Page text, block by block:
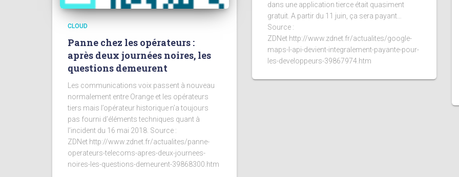
CLOUD
Panne chez les opérateurs :
après deux journées noires, les
questions demeurent
Les communications voix passent à nouveau
normalement entre Orange et les opérateurs
tiers mais l’opérateur historique n’a toujours
pas fourni d’éléments techniques quant à
l’incident du 16 mai 2018. Source :
ZDNet http://www.zdnet.fr/actualites/panne-
operateurs-telecoms-apres-deux-journees-
noires-les-questions-demeurent-39868300.htm
dans une application tierce était quasiment
gratuit. A partir du 11 juin, ça sera payant…
Source :
ZDNet http://www.zdnet.fr/actualites/google-
maps-l-api-devient-integralement-payante-pour-
les-developpeurs-39867974.htm